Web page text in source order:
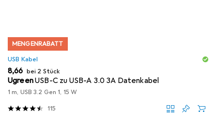
MENGENRABATT
USB Kabel
EUR
8,66 bei 2 Stück
UgreenUSB-C zu USB-A 3.0 3A Datenkabel
1 m, USB 3.2 Gen 1, 15 W
115